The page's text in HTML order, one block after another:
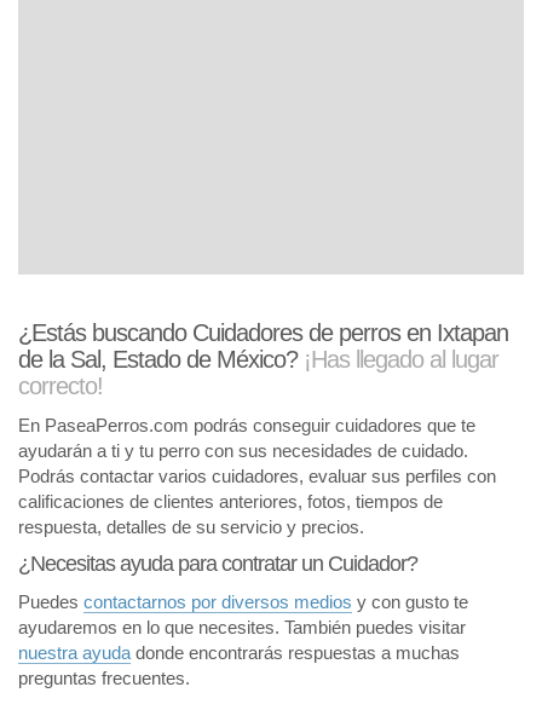
¿Estás buscando Cuidadores de perros en Ixtapan
de la Sal, Estado de México? ¡Has llegado al lugar
correcto!
En PaseaPerros.com podrás conseguir cuidadores que te
ayudarán a ti y tu perro con sus necesidades de cuidado.
Podrás contactar varios cuidadores, evaluar sus perfiles con
calificaciones de clientes anteriores, fotos, tiempos de
respuesta, detalles de su servicio y precios.
¿Necesitas ayuda para contratar un Cuidador?
Puedes contactarnos por diversos medios y con gusto te
ayudaremos en lo que necesites. También puedes visitar
nuestra ayuda donde encontrarás respuestas a muchas
preguntas frecuentes.